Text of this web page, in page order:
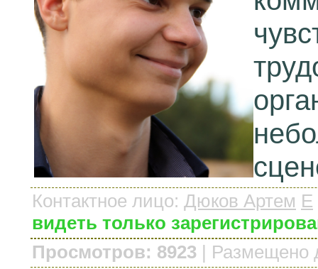
Контактное лицо: Дюков Артем E
видеть только
Просмотров: 8923 | Размещено